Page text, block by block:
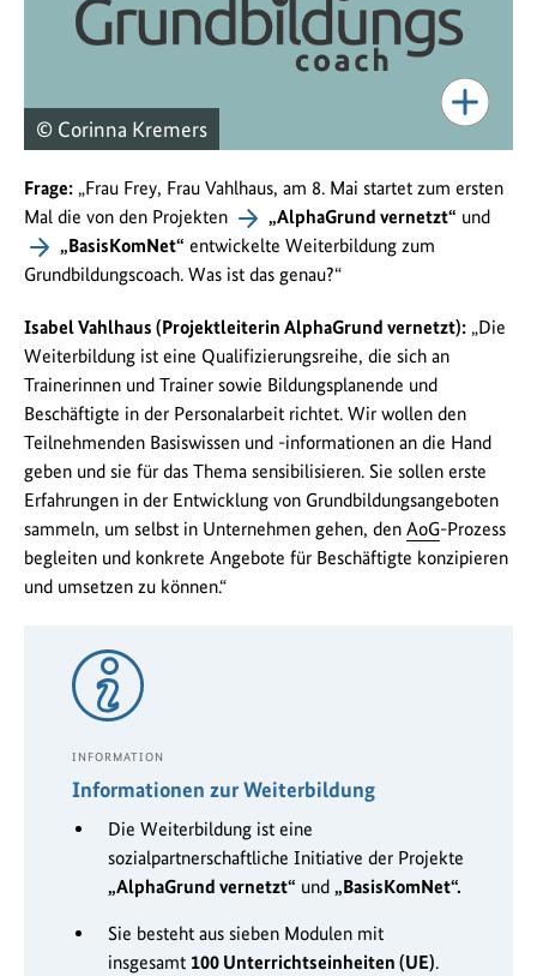
© Corinna Kremers
Frage: „Frau Frey, Frau Vahlhaus, am 8. Mai startet zum ersten
Mal die von den Projekten
„AlphaGrund vernetzt“ und
„BasisKomNet“ entwickelte Weiterbildung zum
Grundbildungscoach. Was ist das genau?“
Isabel Vahlhaus (Projektleiterin AlphaGrund vernetzt): „Die
Weiterbildung ist eine Qualifizierungsreihe, die sich an
Trainerinnen und Trainer sowie Bildungsplanende und
Beschäftigte in der Personalarbeit richtet. Wir wollen den
Teilnehmenden Basiswissen und -informationen an die Hand
geben und sie für das Thema sensibilisieren. Sie sollen erste
Erfahrungen in der Entwicklung von Grundbildungsangeboten
sammeln, um selbst in Unternehmen gehen, den AoG-Prozess
begleiten und konkrete Angebote für Beschäftigte konzipieren
und umsetzen zu können.“
INFORMATION
Informationen zur Weiterbildung
Die Weiterbildung ist eine
sozialpartnerschaftliche Initiative der Projekte
„AlphaGrund vernetzt“ und „BasisKomNet“.
Sie besteht aus sieben Modulen mit
insgesamt 100 Unterrichtseinheiten (UE).